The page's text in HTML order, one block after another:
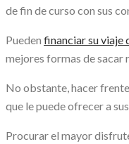
de fin de curso con sus
Pueden financiar su viaje
mejores formas de sacar
No obstante, hacer
que le puede ofrecer a
Procurar el mayor